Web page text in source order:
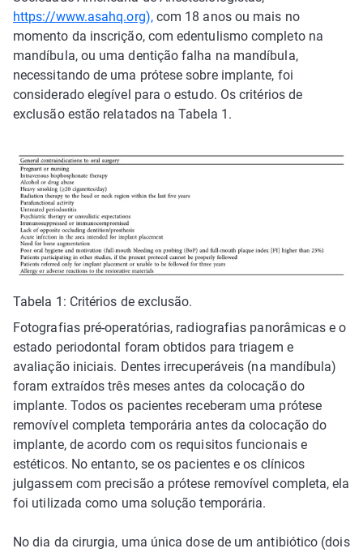
https://www.asahq.org),com 18 anos ou mais no
momento da inscrição, com edentulismo completo na
mandíbula, ou uma dentição falha na mandíbula,
necessitando de uma prótese sobre implante, foi
considerado elegível para o estudo. Os critérios de
exclusão estão relatados na Tabela 1.
Tabela 1: Critérios de exclusão.
Fotografias pré-operatórias, radiografias panorâmicas e o
estado periodontal foram obtidos para triagem e
avaliação iniciais. Dentes irrecuperáveis (na mandíbula)
foram extraídos três meses antes da colocação do
implante. Todos os pacientes receberam uma prótese
removível completa temporária antes da colocação do
implante, de acordo com os requisitos funcionais e
estéticos. No entanto, se os pacientes e os clínicos
julgassem com precisão a prótese removível completa, ela
foi utilizada como uma solução temporária.
No dia da cirurgia, uma única dose de um antibiótico (dois